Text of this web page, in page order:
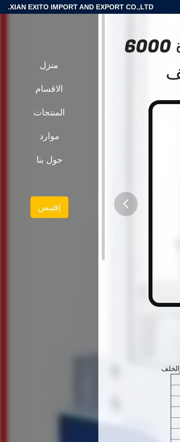
XIAN EXITO IMPORT AND EXPORT CO.,LTD.
مقطورة مقطورة تعمل بالكهرباء مقعدة 6000
منزل
الاقسام
المنتجات
موارد
حول بنا
إقتبس